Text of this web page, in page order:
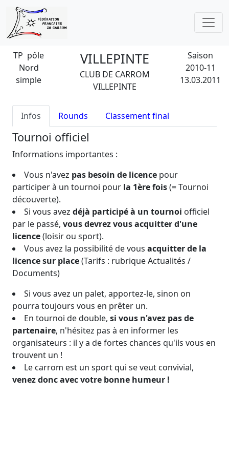
TP pôle
Nord
simple
VILLEPINTE
CLUB DE CARROM
VILLEPINTE
Saison
2010-11
13.03.2011
Infos Rounds Classement final
Tournoi officiel
Informations importantes :
Vous n'avez pas besoin de licence pour
participer à un tournoi pour la 1ère fois(= Tournoi
découverte).
Si vous avez déjà participé à un tournoi officiel
par le passé, vous devrez vous acquitter d'une
licence(loisir ou sport).
Vous avez la possibilité de vous acquitter de la
licence sur place(Tarifs : rubrique Actualités /
Documents)
Si vous avez un palet, apportez-le, sinon on
pourra toujours vous en prêter un.
En tournoi de double, si vous n'avez pas de
partenaire, n'hésitez pas à en informer les
organisateurs : il y a de fortes chances qu'ils vous en
trouvent un !
Le carrom est un sport qui se veut convivial,
venez donc avec votre bonne humeur !